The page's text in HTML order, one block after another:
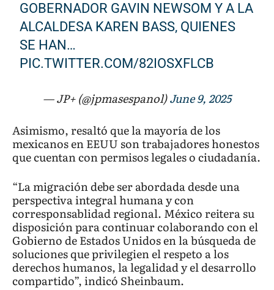
GOBERNADOR GAVIN NEWSOM Y A LA
ALCALDESA KAREN BASS, QUIENES
SE HAN…
PIC.TWITTER.COM/82IOSXFLCB
— JP+ (@jpmasespanol)June 9, 2025
Asimismo, resaltó que la mayoría de los
mexicanos en EEUU son trabajadores honestos
que cuentan con permisos legales o ciudadanía.
“La migración debe ser abordada desde una
perspectiva integral humana y con
corresponsablidad regional. México reitera su
disposición para continuar colaborando con el
Gobierno de Estados Unidos en la búsqueda de
soluciones que privilegien el respeto a los
derechos humanos, la legalidad y el desarrollo
compartido”, indicó Sheinbaum.